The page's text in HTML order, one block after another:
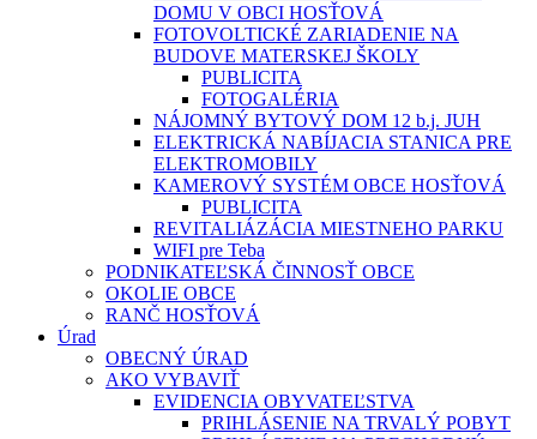
DOMU V OBCI HOSŤOVÁ
FOTOVOLTICKÉ ZARIADENIE NA
BUDOVE MATERSKEJ ŠKOLY
PUBLICITA
FOTOGALÉRIA
NÁJOMNÝ BYTOVÝ DOM 12 b.j. JUH
ELEKTRICKÁ NABÍJACIA STANICA PRE
ELEKTROMOBILY
KAMEROVÝ SYSTÉM OBCE HOSŤOVÁ
PUBLICITA
REVITALIÁZÁCIA MIESTNEHO PARKU
WIFI pre Teba
PODNIKATEĽSKÁ ČINNOSŤ OBCE
OKOLIE OBCE
RANČ HOSŤOVÁ
Úrad
OBECNÝ ÚRAD
AKO VYBAVIŤ
EVIDENCIA OBYVATEĽSTVA
PRIHLÁSENIE NA TRVALÝ POBYT